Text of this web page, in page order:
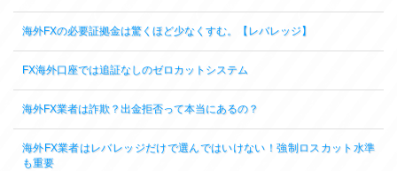
海外FXの必要証拠金は驚くほど少なくすむ。【レバレッジ】
FX海外口座では追証なしのゼロカットシステム
海外FX業者は詐欺？出金拒否って本当にあるの？
海外FX業者はレバレッジだけで選んではいけない！強制ロスカット水準
も重要